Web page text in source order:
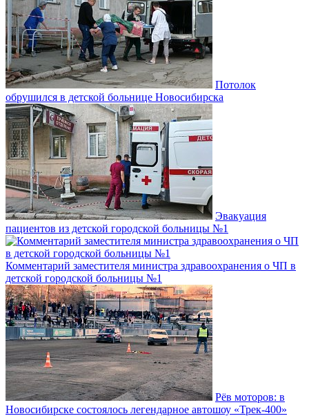
Потолок
обрушился в детской больнице Новосибирска
Эвакуация
пациентов из детской городской больницы №1
Комментарий заместителя министра здравоохранения о ЧП в
детской городской больницы №1
Рёв моторов: в
Новосибирске состоялось легендарное автошоу «Трек-400»